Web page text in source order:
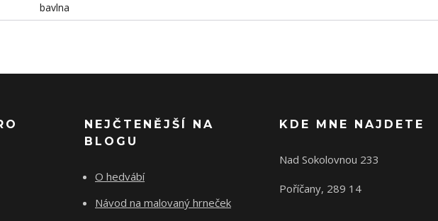
bavlna
NEJČTENĚJŠÍ NA
BLOGU
O hedvábí
Návod na malovaný hrneček
KDE MNE NAJDETE
Nad Sokolovnou 233
Poříčany, 289 14